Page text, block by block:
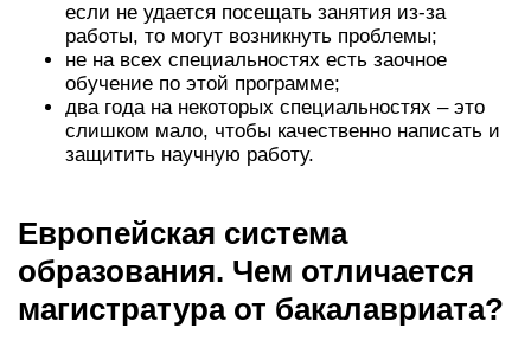
если не удается посещать занятия из-за
работы, то могут возникнуть проблемы;
не на всех специальностях есть заочное
обучение по этой программе;
два года на некоторых специальностях – это
слишком мало, чтобы качественно написать и
защитить научную работу.
Европейская система
образования. Чем отличается
магистратура от бакалавриата?